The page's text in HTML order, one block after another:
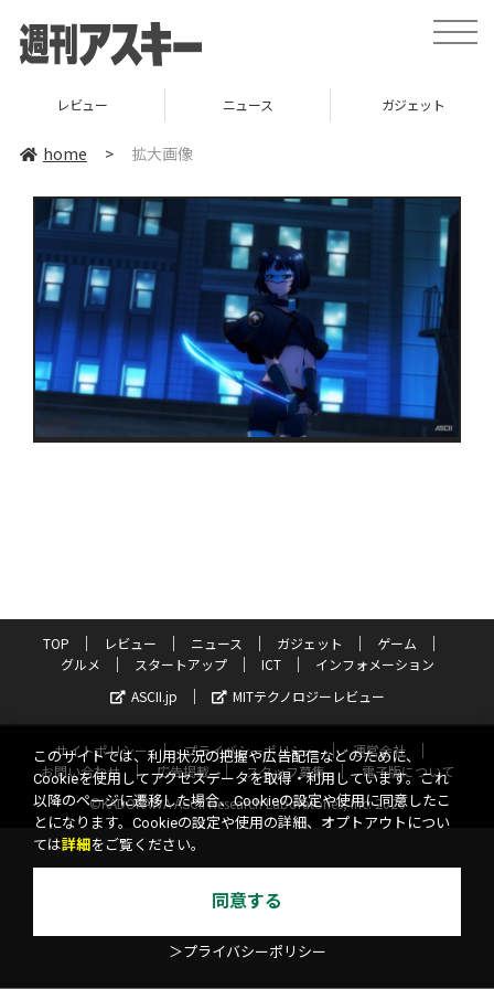
toggle
レビュー ニュース ガジェット
home > 拡大画像
TOP レビュー ニュース ガジェット
ゲーム
グルメ
スタートアップ ICT
インフォメーション
ASCII.jp
MITテクノロジーレビュー
サイトポリシー プライバシーポリシー
運営会社
お問い合わせ
広告掲載 スタッフ募集
電子版について
©KADOKAWA ASCII Research Laboratories, Inc. 2026
このサイトでは、利用状況の把握や広告配信などのために、
Cookieを使用してアクセスデータを取得・利用しています。これ
以降のページに遷移した場合、Cookieの設定や使用に同意したこ
とになります。Cookieの設定や使用の詳細、オプトアウトについ
ては詳細 をご覧ください。
同意する
＞プライバシーポリシー